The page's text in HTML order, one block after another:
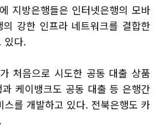
지방은행들은 인터넷은행의 모바
강한 인프라 네트워크를 결합한
있다.
처음으로 시도한 공동 대출 상품
케이뱅크도 공동 대출 등 은행간
스를 개발하고 있다. 전북은행도 카